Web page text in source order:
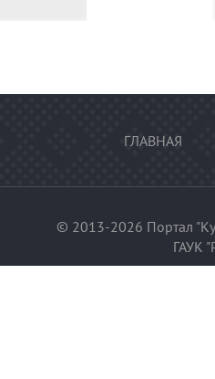
ГЛАВНАЯ
© 2013-2026 Портал
ГАУК